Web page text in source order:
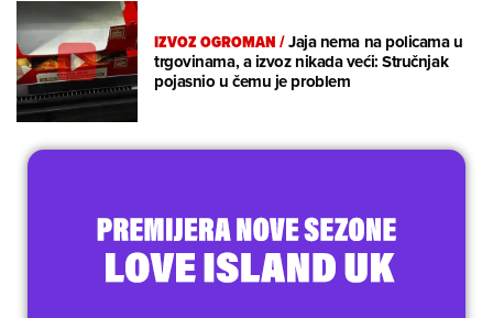
IZVOZ OGROMAN/Jaja nema na policama u
trgovinama, a izvoz nikada veći: Stručnjak
pojasnio u čemu je problem